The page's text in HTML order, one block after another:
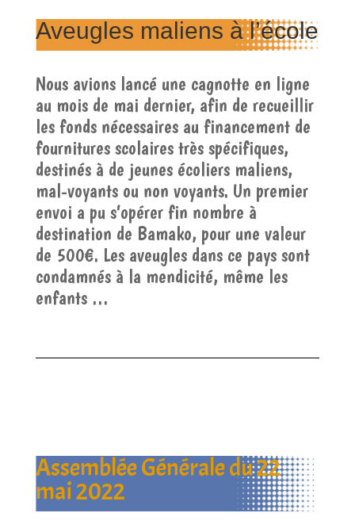
Aveugles maliens à l’école
Nous avions lancé une cagnotte en ligne
au mois de mai dernier, afin de recueillir
les fonds nécessaires au financement de
fournitures scolaires très spécifiques,
destinés à de jeunes écoliers maliens,
mal-voyants ou non voyants. Un premier
envoi a pu s’opérer fin nombre à
destination de Bamako, pour une valeur
de 500€. Les aveugles dans ce pays sont
condamnés à la mendicité, même les
enfants …
Assemblée Générale du 22
mai 2022